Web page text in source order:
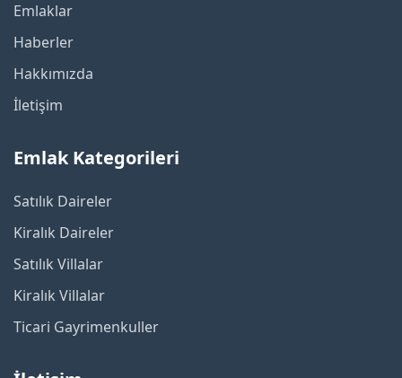
Emlaklar
Haberler
Hakkımızda
İletişim
Emlak Kategorileri
Satılık Daireler
Kiralık Daireler
Satılık Villalar
Kiralık Villalar
Ticari Gayrimenkuller